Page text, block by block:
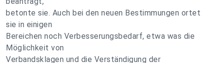
betonte sie. Auch bei den neuen Bestimmungen ortet
sie in einigen
Bereichen noch Verbesserungsbedarf, etwa was die
Möglichkeit von
Verbandsklagen und die Verständigung der